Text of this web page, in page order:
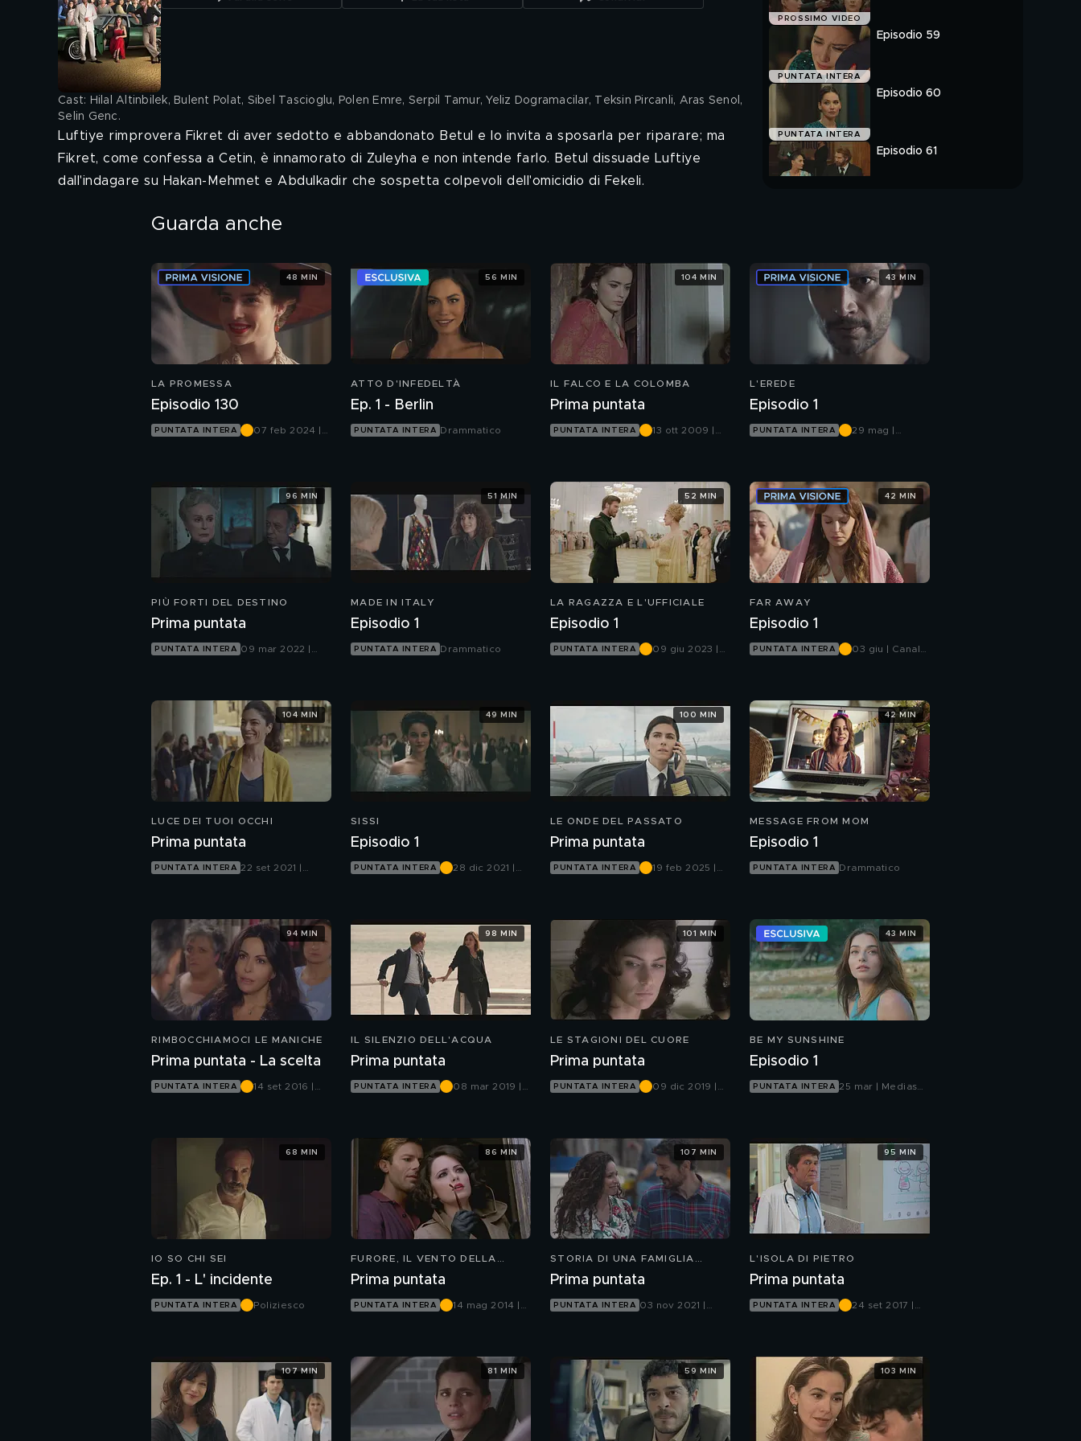
Cast: Hilal Altinbilek, Bulent Polat, Sibel Tascioglu, Polen Emre, Serpil Tamur, Yeliz Dogramacilar, Teksin Pircanli, Aras Senol,
Selin Genc .
Luftiye rimprovera Fikret di aver sedotto e abbandonato Betul e lo invita a sposarla per riparare; ma
Fikret, come confessa a Cetin, è innamorato di Zuleyha e non intende farlo. Betul dissuade Luftiye
dall'indagare su Hakan-Mehmet e Abdulkadir che sospetta colpevoli dell'omicidio di Fekeli.
PROSSIMO VIDEO
PUNTATA INTERA
Episodio 59
PUNTATA INTERA
Episodio 60
Episodio 61
Guarda anche
LA PROMESSA
Episodio 130
PUNTATA INTERA
07 feb 2024 |
48 MIN
ATTO D'INFEDELTÀ
Ep. 1 - Berlin
PUNTATA INTERA Drammatico
56 MIN
IL FALCO E LA COLOMBA
Prima puntata
PUNTATA INTERA
13 ott 2009 |
104 MIN
L'EREDE
Episodio 1
PUNTATA INTERA
29 mag |
43 MIN
PIÙ FORTI DEL DESTINO
Prima puntata
PUNTATA INTERA 09 mar 2022 |
96 MIN
MADE IN ITALY
Episodio 1
PUNTATA INTERA Drammatico
51 MIN
LA RAGAZZA E L'UFFICIALE
Episodio 1
PUNTATA INTERA
09 giu 2023 |
52 MIN
FAR AWAY
Episodio 1
PUNTATA INTERA
03 giu | Canale
42 MIN
LUCE DEI TUOI OCCHI
Prima puntata
PUNTATA INTERA 22 set 2021 |
104 MIN
SISSI
Episodio 1
PUNTATA INTERA
28 dic 2021 |
49 MIN
LE ONDE DEL PASSATO
Prima puntata
PUNTATA INTERA
19 feb 2025 |
100 MIN
MESSAGE FROM MOM
Episodio 1
PUNTATA INTERA Drammatico
42 MIN
RIMBOCCHIAMOCI LE MANICHE
Prima puntata - La scelta
PUNTATA INTERA
14 set 2016 |
94 MIN
IL SILENZIO DELL'ACQUA
Prima puntata
PUNTATA INTERA
08 mar 2019 |
98 MIN
LE STAGIONI DEL CUORE
Prima puntata
PUNTATA INTERA
09 dic 2019 |
101 MIN
BE MY SUNSHINE
Episodio 1
PUNTATA INTERA 25 mar | Mediaset
43 MIN
IO SO CHI SEI
Ep. 1 - L' incidente
PUNTATA INTERA Poliziesco
68 MIN
FURORE, IL VENTO DELLA
Prima puntata
PUNTATA INTERA
14 mag 2014 |
86 MIN
STORIA DI UNA FAMIGLIA
Prima puntata
PUNTATA INTERA 03 nov 2021 |
107 MIN
L'ISOLA DI PIETRO
Prima puntata
PUNTATA INTERA
24 set 2017 |
95 MIN
107 MIN 81 MIN 59 MIN 103 MIN